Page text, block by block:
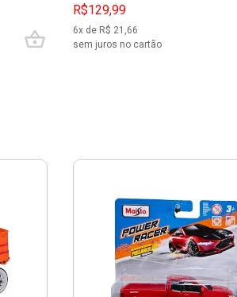
R$129,99
6x de R$ 21,66
sem juros no cartão